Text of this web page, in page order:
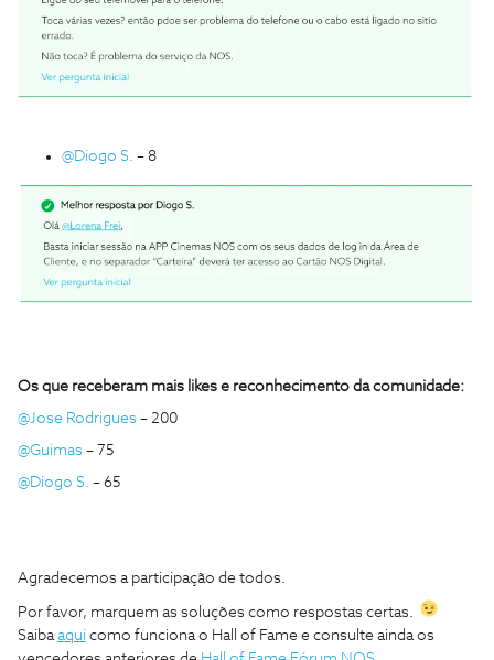
@Diogo S. – 8
Os que receberam mais likes e reconhecimento da comunidade:
@Jose Rodrigues – 200
@Guimas – 75
@Diogo S. – 65
Agradecemos a participação de todos.
Por favor, marquem as soluções como respostas certas.
Saibaaqui como funciona o Hall of Fame e consulte ainda os